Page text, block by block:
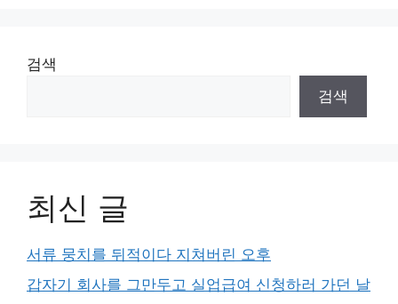
검색
검색
최신 글
서류 뭉치를 뒤적이다 지쳐버린 오후
갑자기 회사를 그만두고 실업급여 신청하러 가던 날